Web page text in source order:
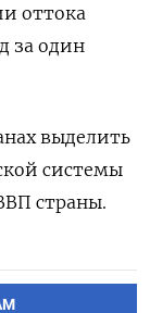
оттока
за один
выделить
системы
страны.